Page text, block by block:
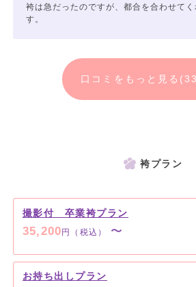
袴は急だったのですが、都合を合わせて
す。
口コミをもっと見る
袴プラン
撮影付 卒業袴プラン
35,200円（税込） 〜
お持ち出しプラン